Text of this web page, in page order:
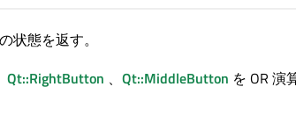
状態を返す。
Qt::RightButton 、 Qt::MiddleButton を OR 演